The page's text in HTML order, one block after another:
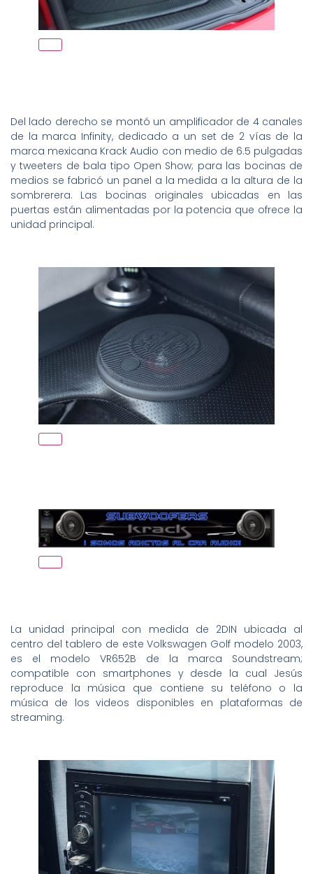
Del lado derecho se montó un amplificador de 4 canales
de la marca Infinity, dedicado a un set de 2 vías de la
marca mexicana Krack Audio con medio de 6.5 pulgadas
y tweeters de bala tipo Open Show; para las bocinas de
medios se fabricó un panel a la medida a la altura de la
sombrerera. Las bocinas originales ubicadas en las
puertas están alimentadas por la potencia que ofrece la
unidad principal.
La unidad principal con medida de 2DIN ubicada al
centro del tablero de este Volkswagen Golf modelo 2003,
es el modelo VR652B de la marca Soundstream;
compatible con smartphones y desde la cual Jesús
reproduce la música que contiene su teléfono o la
música de los videos disponibles en plataformas de
streaming.